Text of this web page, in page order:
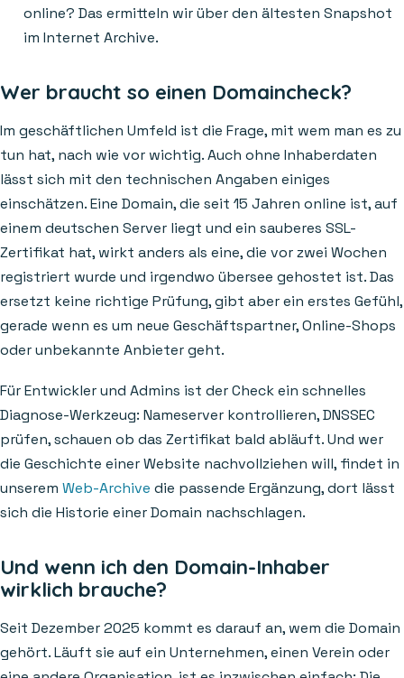
online? Das ermitteln wir über den ältesten Snapshot
im Internet Archive.
Wer braucht so einen Domaincheck?
Im geschäftlichen Umfeld ist die Frage, mit wem man es zu
tun hat, nach wie vor wichtig. Auch ohne Inhaberdaten
lässt sich mit den technischen Angaben einiges
einschätzen. Eine Domain, die seit 15 Jahren online ist, auf
einem deutschen Server liegt und ein sauberes SSL-
Zertifikat hat, wirkt anders als eine, die vor zwei Wochen
registriert wurde und irgendwo übersee gehostet ist. Das
ersetzt keine richtige Prüfung, gibt aber ein erstes Gefühl,
gerade wenn es um neue Geschäftspartner, Online-Shops
oder unbekannte Anbieter geht.
Für Entwickler und Admins ist der Check ein schnelles
Diagnose-Werkzeug: Nameserver kontrollieren, DNSSEC
prüfen, schauen ob das Zertifikat bald abläuft. Und wer
die Geschichte einer Website nachvollziehen will, findet in
unserem Web-Archive die passende Ergänzung, dort lässt
sich die Historie einer Domain nachschlagen.
Und wenn ich den Domain-Inhaber
wirklich brauche?
Seit Dezember 2025 kommt es darauf an, wem die Domain
gehört. Läuft sie auf ein Unternehmen, einen Verein oder